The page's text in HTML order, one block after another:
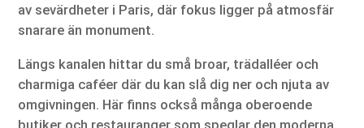
av sevärdheter i Paris, där fokus ligger på atmosfär
snarare än monument.
Längs kanalen hittar du små broar, trädalléer och
charmiga caféer där du kan slå dig ner och njuta av
omgivningen. Här finns också många oberoende